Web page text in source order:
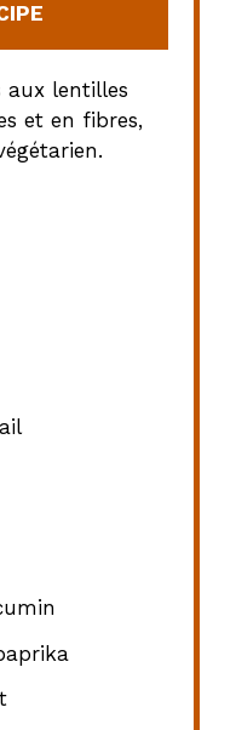
aux lentilles
et en fibres,